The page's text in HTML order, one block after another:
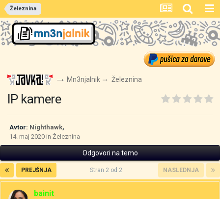
Železnina
Mn3njalnik Železnina
IP kamere
Avtor: Nighthawk,
14. maj 2020 in Železnina
Odgovori na temo
PREJŠNJA NASLEDNJA
Stran 2 od 2
bainit